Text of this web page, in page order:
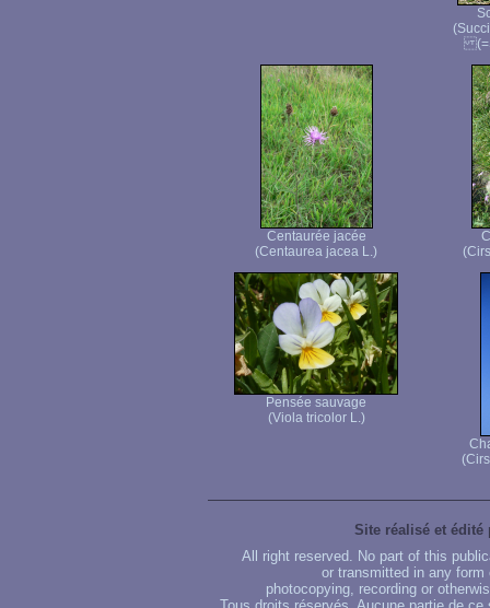
Centaurée jacée
(Centaurea jacea L.)
Pensée sauvage
(Viola tricolor L.)
Site réalisé et édité
All right reserved. No part of this
or transmitted in any
photocopying, recording or